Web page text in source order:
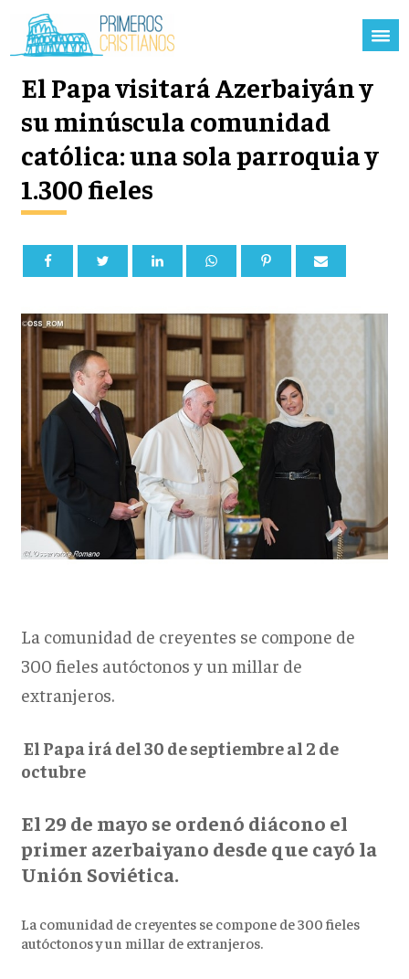
El Papa visitará Azerbaiyán y
su minúscula comunidad
católica: una sola parroquia y
1.300 fieles
La comunidad de creyentes se compone de
300 fieles autóctonos y un millar de
extranjeros.
El Papa irá del 30 de septiembre al 2 de
octubre
El 29 de mayo se ordenó diácono el
primer azerbaiyano desde que cayó la
Unión Soviética.
La comunidad de creyentes se compone de 300 fieles
autóctonos y un millar de extranjeros.